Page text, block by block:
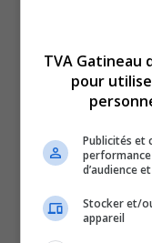
annonce
Il sera
ministre et ministre
médecin hygiéniste
TVA Gatineau
pour
Publicités et
d’audience
Stocker et/
appareil